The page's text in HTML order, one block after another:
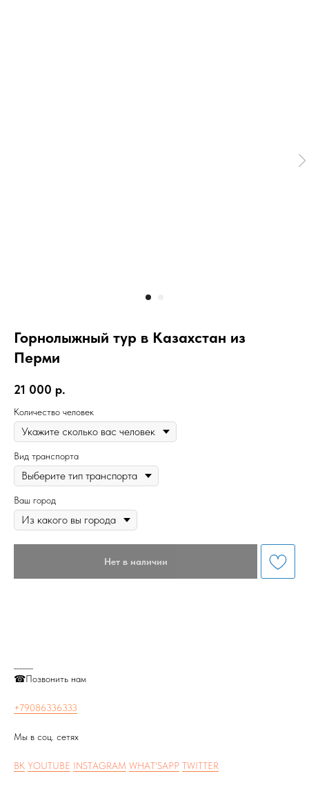
Горнолыжный тур в Казахстан из
Перми
21 000 р.
Количество человек
Вид транспорта
Ваш город
Нет в наличии
☎Позвонить нам
+79086336333
Мы в соц. сетях
ВК YOUTUBE INSTAGRAM WHAT'SAPP TWITTER